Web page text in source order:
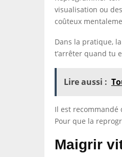
visualisation ou
coûteux
Dans la pratique,
t’arrêter quand tu
Lire aussi :
Il est
Pour que la
Maigrir